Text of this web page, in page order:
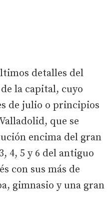
detalles del
la capital, cuyo
de julio o principios
que se
encima del gran
4, 5 y 6 del antiguo
con sus más de
gimnasio y una gran